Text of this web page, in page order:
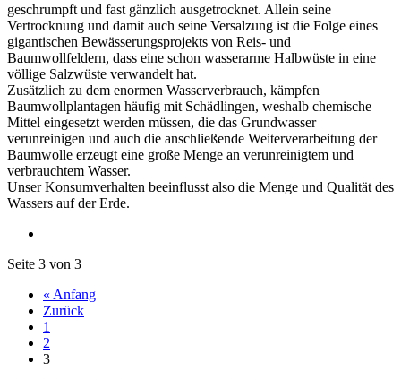
geschrumpft und fast gänzlich ausgetrocknet. Allein seine
Vertrocknung und damit auch seine Versalzung ist die Folge eines
gigantischen Bewässerungsprojekts von Reis- und
Baumwollfeldern, dass eine schon wasserarme Halbwüste in eine
völlige Salzwüste verwandelt hat.
Zusätzlich zu dem enormen Wasserverbrauch, kämpfen
Baumwollplantagen häufig mit Schädlingen, weshalb chemische
Mittel eingesetzt werden müssen, die das Grundwasser
verunreinigen und auch die anschließende Weiterverarbeitung der
Baumwolle erzeugt eine große Menge an verunreinigtem und
verbrauchtem Wasser.
Unser Konsumverhalten beeinflusst also die Menge und Qualität des
Wassers auf der Erde.
Seite 3 von 3
« Anfang
Zurück
1
2
3